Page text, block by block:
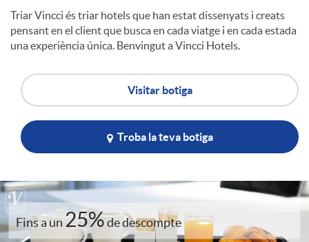
l
e
c
o
m
Triar Vincci és triar hotels que han estat dissenyats i creats
pensant en el client que busca en cada viatge i en cada estada
una experiència única. Benvingut a Vincci Hotels.
Visitar botiga
Troba la teva botiga
Fins a un 25%de descompte